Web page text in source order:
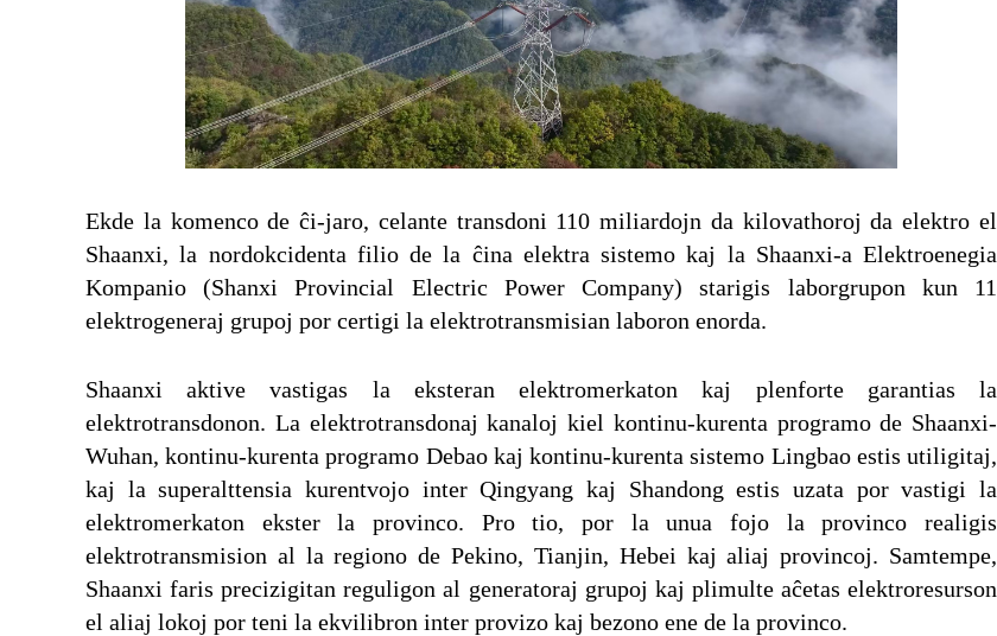
Ekde la komenco de ĉi-jaro, celante transdoni 110 miliardojn da kilovathoroj da elektro el
Shaanxi, la nordokcidenta filio de la ĉina elektra sistemo kaj la Shaanxi-a Elektroenegia
Kompanio (Shanxi Provincial Electric Power Company) starigis laborgrupon kun 11
elektrogeneraj grupoj por certigi la elektrotransmisian laboron enorda.
Shaanxi aktive vastigas la eksteran elektromerkaton kaj plenforte garantias la
elektrotransdonon. La elektrotransdonaj kanaloj kiel kontinu-kurenta programo de Shaanxi-
Wuhan, kontinu-kurenta programo Debao kaj kontinu-kurenta sistemo Lingbao estis utiligitaj,
kaj la superalttensia kurentvojo inter Qingyang kaj Shandong estis uzata por vastigi la
elektromerkaton ekster la provinco. Pro tio, por la unua fojo la provinco realigis
elektrotransmision al la regiono de Pekino, Tianjin, Hebei kaj aliaj provincoj. Samtempe,
Shaanxi faris precizigitan reguligon al generatoraj grupoj kaj plimulte aĉetas elektroresurson
el aliaj lokoj por teni la ekvilibron inter provizo kaj bezono ene de la provinco.